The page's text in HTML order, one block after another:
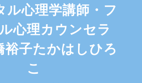
ル心理学講師・フ
心理カウンセラ
子たかはしひろ
こ